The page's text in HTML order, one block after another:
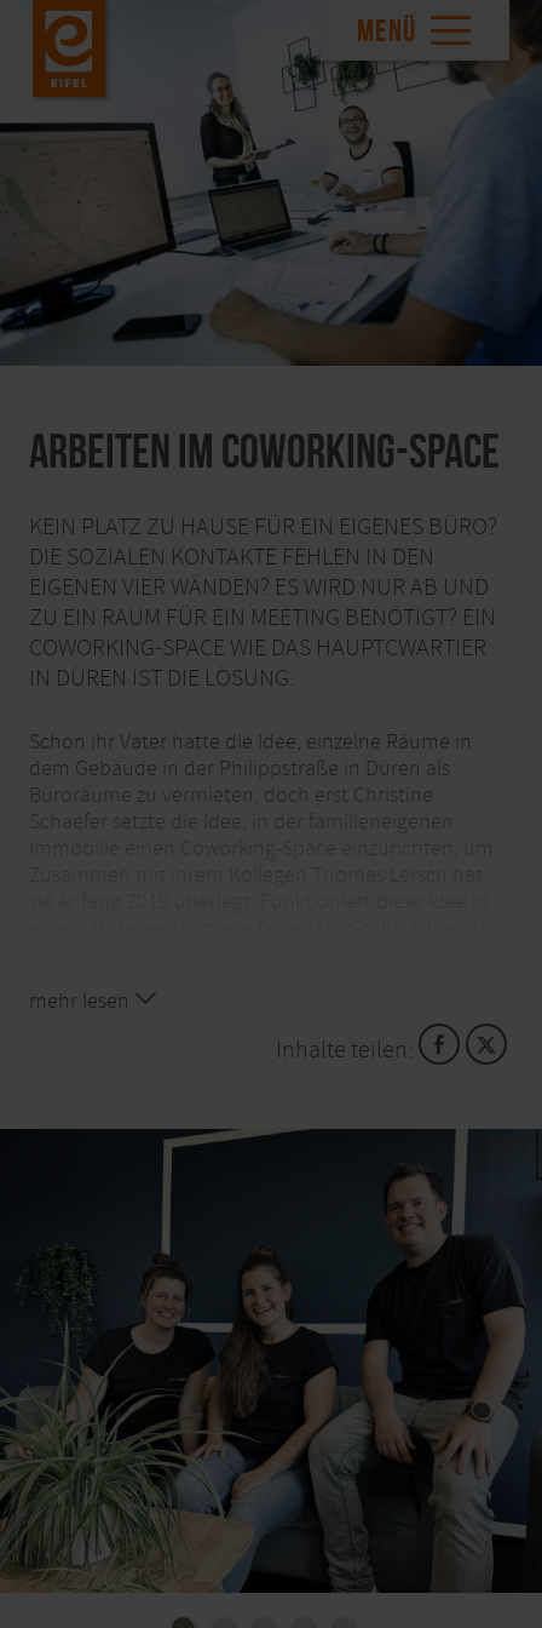
MENÜ
Arbeiten im Coworking-Space
KEIN PLATZ ZU HAUSE FÜR EIN EIGENES BÜRO?
DIE SOZIALEN KONTAKTE FEHLEN IN DEN
EIGENEN VIER WÄNDEN? ES WIRD NUR AB UND
ZU EIN RAUM FÜR EIN MEETING BENÖTIGT? EIN
COWORKING-SPACE WIE DAS HAUPTCWARTIER
IN DÜREN IST DIE LÖSUNG.
Schon ihr Vater hatte die Idee, einzelne Räume in
dem Gebäude in der Philippstraße in Düren als
Büroräume zu vermieten, doch erst Christine
Schaefer setzte die Idee, in der familieneigenen
stürzten sich ins kalte Wasser. Die
Verkehrsanbindung ist gut, der Bahnhof nicht weit
entfernt, Parkplätze sind vorhanden und für eine
Zu Beginn waren es vor allem digitale Gründer, die
im hauptcwartier ihren Arbeitsplatz mieteten, doch
andere Gruppen wie Selbständige oder Freiberufler,
die immer mal wieder einen Arbeitsplatz benötigen,
zählen zu den Nutzern. Sie schätzen die angenehme
Atmosphäre und die Möglichkeit, andere Menschen
zu treffen. Inzwischen ist es ein Kommen und Gehen
im hauptcwartier, der Ton ist freundschaftlich und
die Arbeitsatmosphäre familiär. Manche Nutzer sind
den ganzen Tag im Coworking-Space, andere
kommen nur stundenweise vorbei oder sie nutzen
die Möglichkeit, am Wochenende zu arbeiten.
Coworker haben die Wahl: Sie können flexible
Arbeitsplätze oder ein eigenes Büro buchen, sie
können tageweise oder längerfristig mieten, es gibt
zwei Besprechungsräume, einen größeren
mehr lesen
Inhalte teilen: